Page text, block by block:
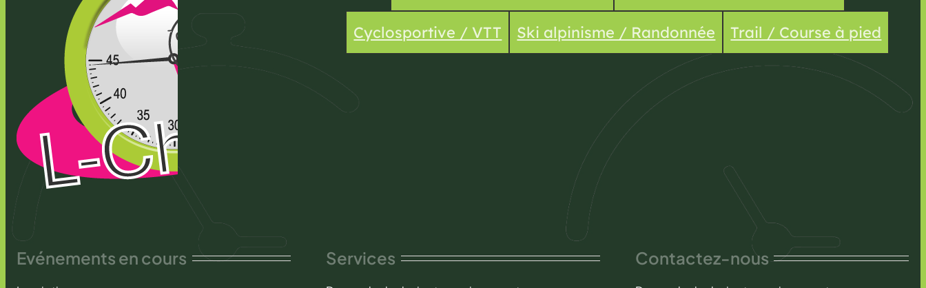
Cyclosportive / VTT Ski alpinisme / Randonnée Trail / Course à pied
Evénements en cours Services Contactez-nous